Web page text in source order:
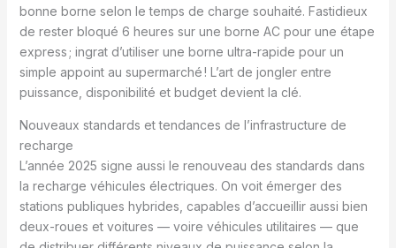
bonne borne selon le temps de charge souhaité. Fastidieux
de rester bloqué 6 heures sur une borne AC pour une étape
express ; ingrat d’utiliser une borne ultra-rapide pour un
simple appoint au supermarché ! L’art de jongler entre
puissance, disponibilité et budget devient la clé.
Nouveaux standards et tendances de l’infrastructure de
recharge
L’année 2025 signe aussi le renouveau des standards dans
la recharge véhicules électriques. On voit émerger des
stations publiques hybrides, capables d’accueillir aussi bien
deux-roues et voitures — voire véhicules utilitaires — que